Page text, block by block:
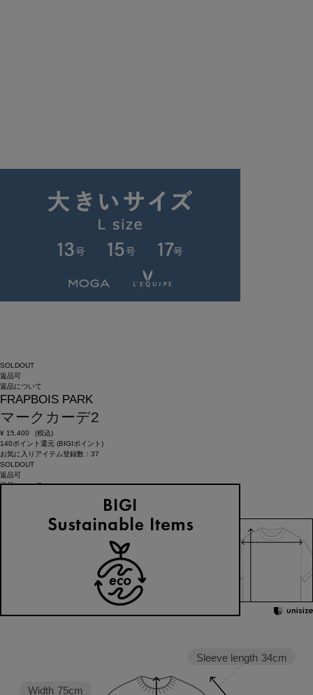
SOLDOUT
返品可
返品について
FRAPBOIS PARK
マークカーデ2
¥ 15,400
(税込)
140ポイント還元 (BIGIポイント)
お気に入りアイテム登録数： 37
SOLDOUT
返品可
返品について
158cm 51kgRecommended
Find out more on your body type
Sleeve length 34cm
Width 75cm